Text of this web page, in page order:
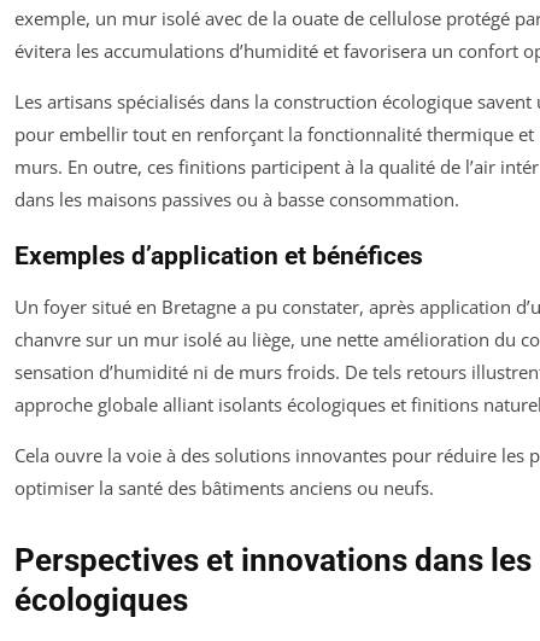
exemple, un mur isolé avec de la ouate de cellulose protégé
évitera les accumulations d’humidité et favorisera un confort
Les artisans spécialisés dans la construction écologique
pour embellir tout en renforçant la fonctionnalité thermique
murs. En outre, ces finitions participent à la qualité de l’air
dans les maisons passives ou à basse consommation.
Exemples d’application et bénéfices
Un foyer situé en Bretagne a pu constater, après application
chanvre sur un mur isolé au liège, une nette amélioration du
sensation d’humidité ni de murs froids. De tels retours
approche globale alliant isolants écologiques et finitions
Cela ouvre la voie à des solutions innovantes pour réduire les
optimiser la santé des bâtiments anciens ou neufs.
Perspectives et innovations dans
écologiques